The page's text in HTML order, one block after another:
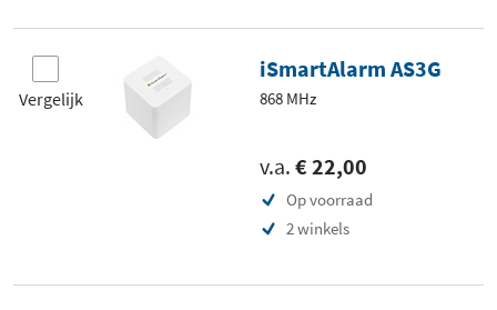
Vergelijk
iSmartAlarm AS3G
868 MHz
v.a. € 22,00
Op voorraad
2 winkels